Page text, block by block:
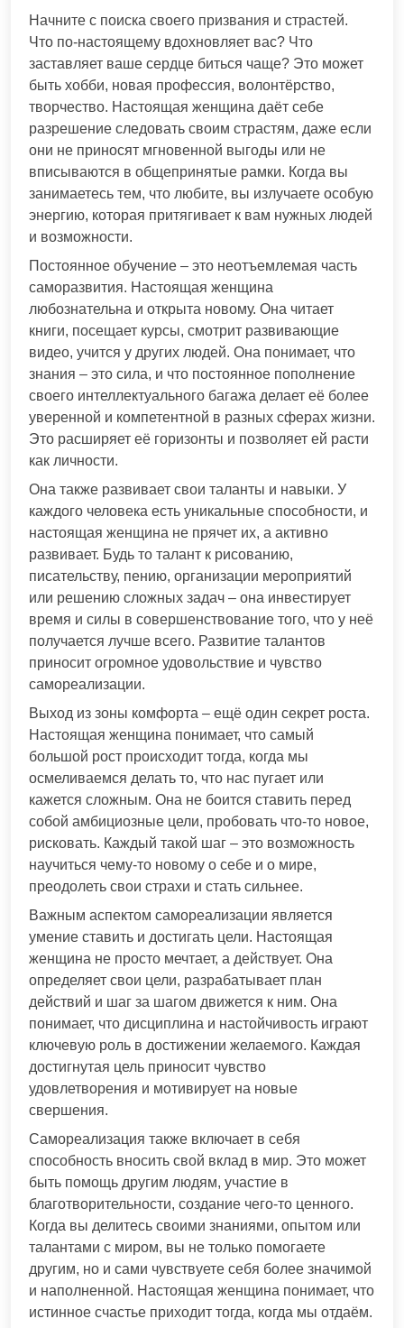
Начните с поиска своего призвания и страстей.
Что по-настоящему вдохновляет вас? Что
заставляет ваше сердце биться чаще? Это может
быть хобби, новая профессия, волонтёрство,
творчество. Настоящая женщина даёт себе
разрешение следовать своим страстям, даже если
они не приносят мгновенной выгоды или не
вписываются в общепринятые рамки. Когда вы
занимаетесь тем, что любите, вы излучаете особую
энергию, которая притягивает к вам нужных людей
и возможности.
Постоянное обучение – это неотъемлемая часть
саморазвития. Настоящая женщина
любознательна и открыта новому. Она читает
книги, посещает курсы, смотрит развивающие
видео, учится у других людей. Она понимает, что
знания – это сила, и что постоянное пополнение
своего интеллектуального багажа делает её более
уверенной и компетентной в разных сферах жизни.
Это расширяет её горизонты и позволяет ей расти
как личности.
Она также развивает свои таланты и навыки. У
каждого человека есть уникальные способности, и
настоящая женщина не прячет их, а активно
развивает. Будь то талант к рисованию,
писательству, пению, организации мероприятий
или решению сложных задач – она инвестирует
время и силы в совершенствование того, что у неё
получается лучше всего. Развитие талантов
приносит огромное удовольствие и чувство
самореализации.
Выход из зоны комфорта – ещё один секрет роста.
Настоящая женщина понимает, что самый
большой рост происходит тогда, когда мы
осмеливаемся делать то, что нас пугает или
кажется сложным. Она не боится ставить перед
собой амбициозные цели, пробовать что-то новое,
рисковать. Каждый такой шаг – это возможность
научиться чему-то новому о себе и о мире,
преодолеть свои страхи и стать сильнее.
Важным аспектом самореализации является
умение ставить и достигать цели. Настоящая
женщина не просто мечтает, а действует. Она
определяет свои цели, разрабатывает план
действий и шаг за шагом движется к ним. Она
понимает, что дисциплина и настойчивость играют
ключевую роль в достижении желаемого. Каждая
достигнутая цель приносит чувство
удовлетворения и мотивирует на новые
свершения.
Самореализация также включает в себя
способность вносить свой вклад в мир. Это может
быть помощь другим людям, участие в
благотворительности, создание чего-то ценного.
Когда вы делитесь своими знаниями, опытом или
талантами с миром, вы не только помогаете
другим, но и сами чувствуете себя более значимой
и наполненной. Настоящая женщина понимает, что
истинное счастье приходит тогда, когда мы отдаём.